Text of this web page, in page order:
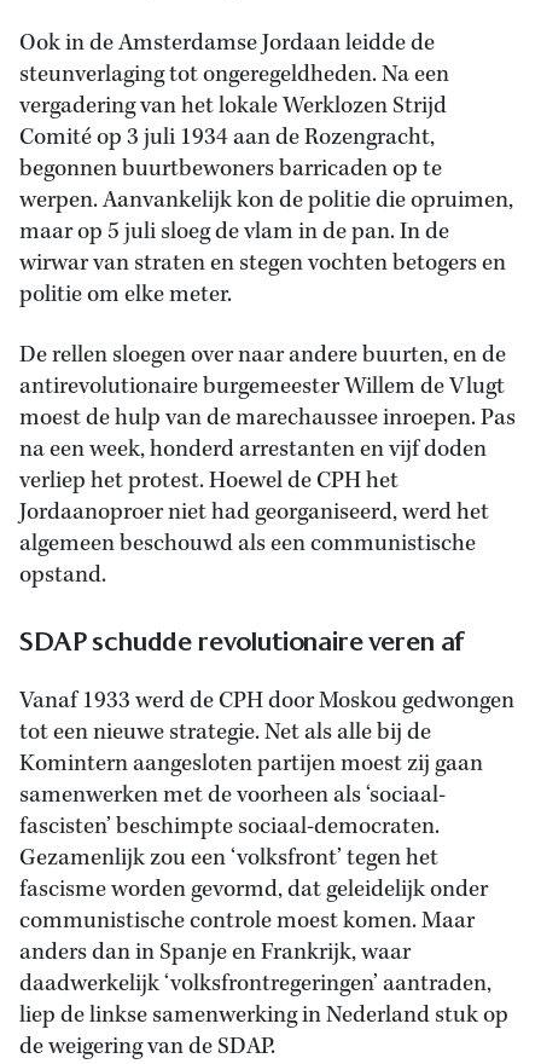
Ook in de Amsterdamse Jordaan leidde de
steunverlaging tot ongeregeldheden. Na een
vergadering van het lokale Werklozen Strijd
Comité op 3 juli 1934 aan de Rozengracht,
begonnen buurtbewoners barricaden op te
werpen. Aanvankelijk kon de politie die opruimen,
maar op 5 juli sloeg de vlam in de pan. In de
wirwar van straten en stegen vochten betogers en
politie om elke meter.
De rellen sloegen over naar andere buurten, en de
antirevolutionaire burgemeester Willem de Vlugt
moest de hulp van de marechaussee inroepen. Pas
na een week, honderd arrestanten en vijf doden
verliep het protest. Hoewel de CPH het
Jordaanoproer niet had georganiseerd, werd het
algemeen beschouwd als een communistische
opstand.
SDAP schudde revolutionaire veren af
Vanaf 1933 werd de CPH door Moskou gedwongen
tot een nieuwe strategie. Net als alle bij de
Komintern aangesloten partijen moest zij gaan
samenwerken met de voorheen als ‘sociaal-
fascisten’ beschimpte sociaal-democraten.
Gezamenlijk zou een ‘volksfront’ tegen het
fascisme worden gevormd, dat geleidelijk onder
communistische controle moest komen. Maar
anders dan in Spanje en Frankrijk, waar
daadwerkelijk ‘volksfrontregeringen’ aantraden,
liep de linkse samenwerking in Nederland stuk op
de weigering van de SDAP.